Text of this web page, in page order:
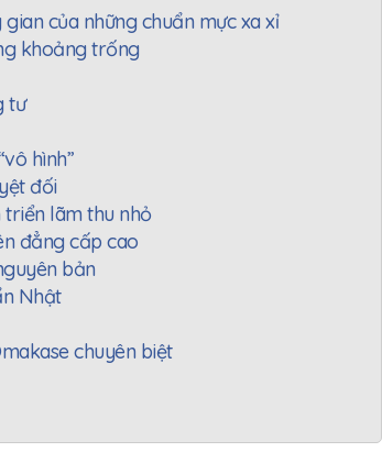
của những chuẩn mực xa xỉ
khoảng trống
tư
hình”
đối
triển lãm thu nhỏ
đẳng cấp cao
bản
Nhật
chuyên biệt